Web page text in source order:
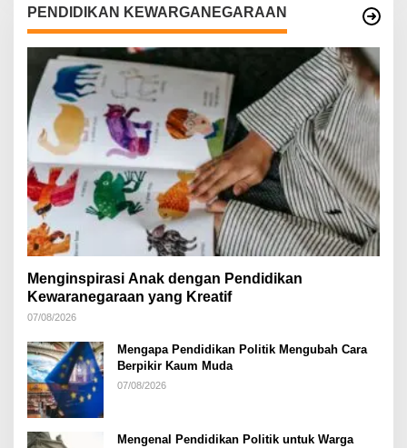
PENDIDIKAN KEWARGANEGARAAN
Menginspirasi Anak dengan Pendidikan
Kewaranegaraan yang Kreatif
07/08/2026
Mengapa Pendidikan Politik Mengubah Cara
Berpikir Kaum Muda
07/08/2026
Mengenal Pendidikan Politik untuk Warga